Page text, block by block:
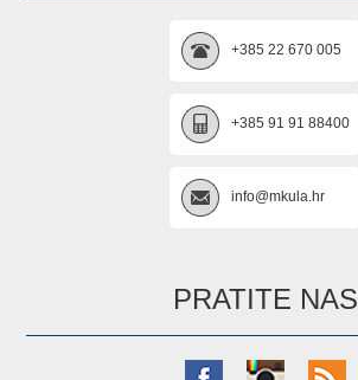
+385 22 670 005
+385 91 91 88400
info@mkula.hr
PRATITE NAS